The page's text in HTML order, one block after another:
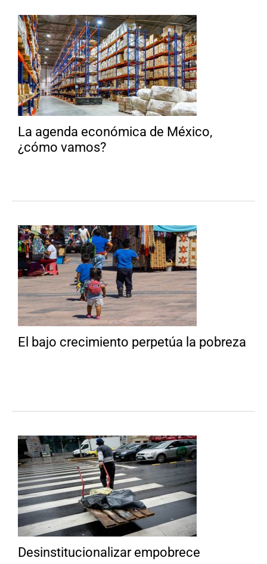
La agenda económica de México,
¿cómo vamos?
El bajo crecimiento perpetúa la pobreza
Desinstitucionalizar empobrece